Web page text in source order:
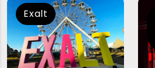
Exalt